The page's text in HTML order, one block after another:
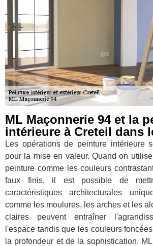
ML Maçonnerie 94 et la
intérieure à Creteil dans
Les opérations de peinture intérieure
pour la mise en valeur. Quand on
peinture comme les couleurs
faux finis, il est possible de
caractéristiques architecturales
comme les moulures, les arches et les
claires peuvent entraîner
l'espace tandis que les couleurs
la profondeur et de la sophistication.